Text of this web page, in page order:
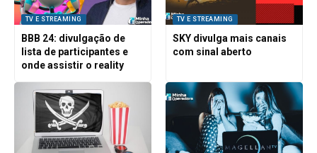
TV E STREAMING
BBB 24: divulgação de
lista de participantes e
onde assistir o reality
TV E STREAMING
SKY divulga mais canais
com sinal aberto